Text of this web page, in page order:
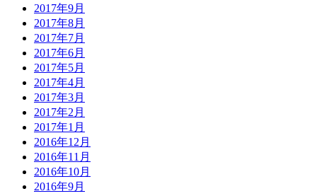
2017年9月
2017年8月
2017年7月
2017年6月
2017年5月
2017年4月
2017年3月
2017年2月
2017年1月
2016年12月
2016年11月
2016年10月
2016年9月